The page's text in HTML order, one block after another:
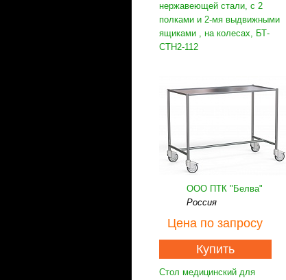
нержавеющей стали, с 2
полками и 2-мя выдвижными
ящиками , на колесах, БТ-
СТН2-112
ООО ПТК "Белва"
Россия
Цена по запросу
Купить
Стол медицинский для